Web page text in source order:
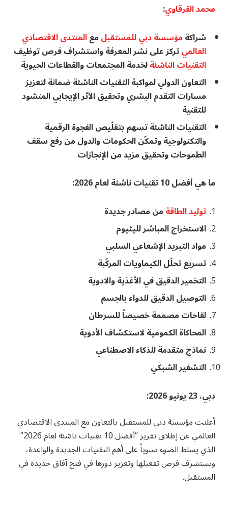
محمد القرقاوي:
شراكةمؤسسة دبي للمستقبلمعالمنتدى الاقتصادي
العالميتركز على نشر المعرفة واستشراف فرص توظيف
التقنيات الناشئةلخدمة المجتمعات والقطاعات الحيوية
التعاون الدولي لمواكبة التقنيات الناشئة ضمانة لتعزيز
مسارات التقدم البشري وتحقيق الأثر الإيجابي المنشود
للتقنية
التقنيات الناشئة تسهم بتقلّيص الفجوة الرقمية
والتكنولوجية وتمكّن الحكومات والدول من رفع سقف
الطموحات وتحقيق مزيد من الإنجازات
ما هي أفضل 10 تقنيات ناشئة لعام 2026:
توليد الطاقةمن مصادر جديدة
الاستخراج المباشر لليثيوم
مواد التبريد الإشعاعي السلبي
تسريع تحلّل الكيماويات المركّبة
التخمير الدقيق في الأغذية والادوية
التوصيل الدقيق للدواء بالجسم
لقاحات مصممة خصيصاً للسرطان
المحاكاة الكمومية لاستكشاف الأدوية
نماذج متقدمة للذكاء الاصطناعي
التشفير الشبكي
دبي، 23 يونيو 2026:
أعلنت مؤسسة دبي للمستقبل بالتعاون مع المنتدى الاقتصادي
العالمي عن إطلاق تقرير “أفضل 10 تقنيات ناشئة لعام 2026”
الذي يسلط الضوء سنوياً على أهم التقنيات الجديدة والواعدة،
ويستشرف فرص تفعيلها وتعزيز دورها في فتح آفاق جديدة في
المستقبل.